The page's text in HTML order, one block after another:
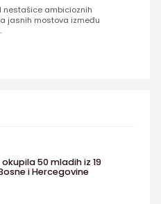
nestašice ambicioznih
jasnih mostova između
okupila 50 mladih iz 19
i Hercegovine